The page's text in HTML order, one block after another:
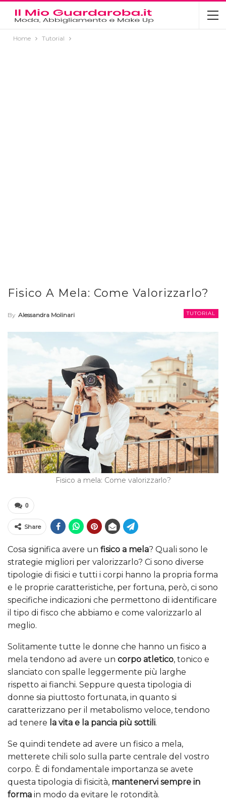
Home Tutorial
Fisico A Mela: Come Valorizzarlo?
TUTORIAL
By Alessandra Molinari
Fisico a mela: Come valorizzarlo?
0
Share
Cosa significa avere un fisico a mela? Quali sono le
strategie migliori per valorizzarlo? Ci sono diverse
tipologie di fisici e tutti i corpi hanno la propria forma
e le proprie caratteristiche, per fortuna, però, ci sono
specifiche indicazioni che permettono di identificare
il tipo di fisco che abbiamo e come valorizzarlo al
meglio.
Solitamente tutte le donne che hanno un fisico a
mela tendono ad avere un corpo atletico, tonico e
slanciato con spalle leggermente più larghe
rispetto ai fianchi. Seppure questa tipologia di
donne sia piuttosto fortunata, in quanto si
caratterizzano per il metabolismo veloce, tendono
ad tenere la vita e la pancia più sottili.
Se quindi tendete ad avere un fisico a mela,
metterete chili solo sulla parte centrale del vostro
corpo. È di fondamentale importanza se avete
questa tipologia di fisicità, mantenervi sempre in
forma in modo da evitare le rotondità.